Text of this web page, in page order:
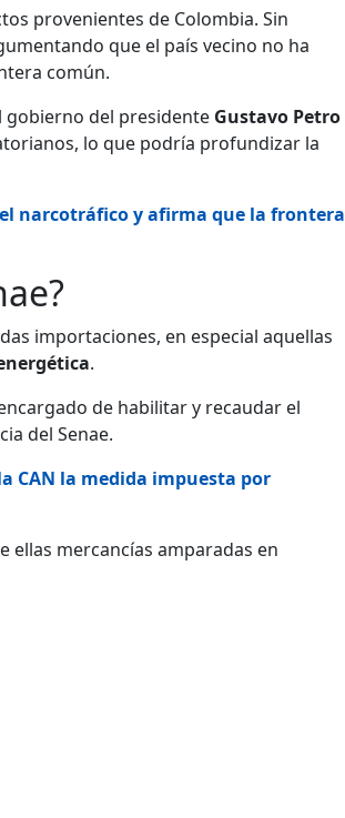
provenientes de Colombia. Sin
que el país vecino no ha
común.
gobierno del presidente Gustavo Petro
lo que podría profundizar la
narcotráfico y afirma que la frontera
importaciones, en especial aquellas
.
de habilitar y recaudar el
del Senae.
CAN la medida impuesta por
ellas mercancías amparadas en